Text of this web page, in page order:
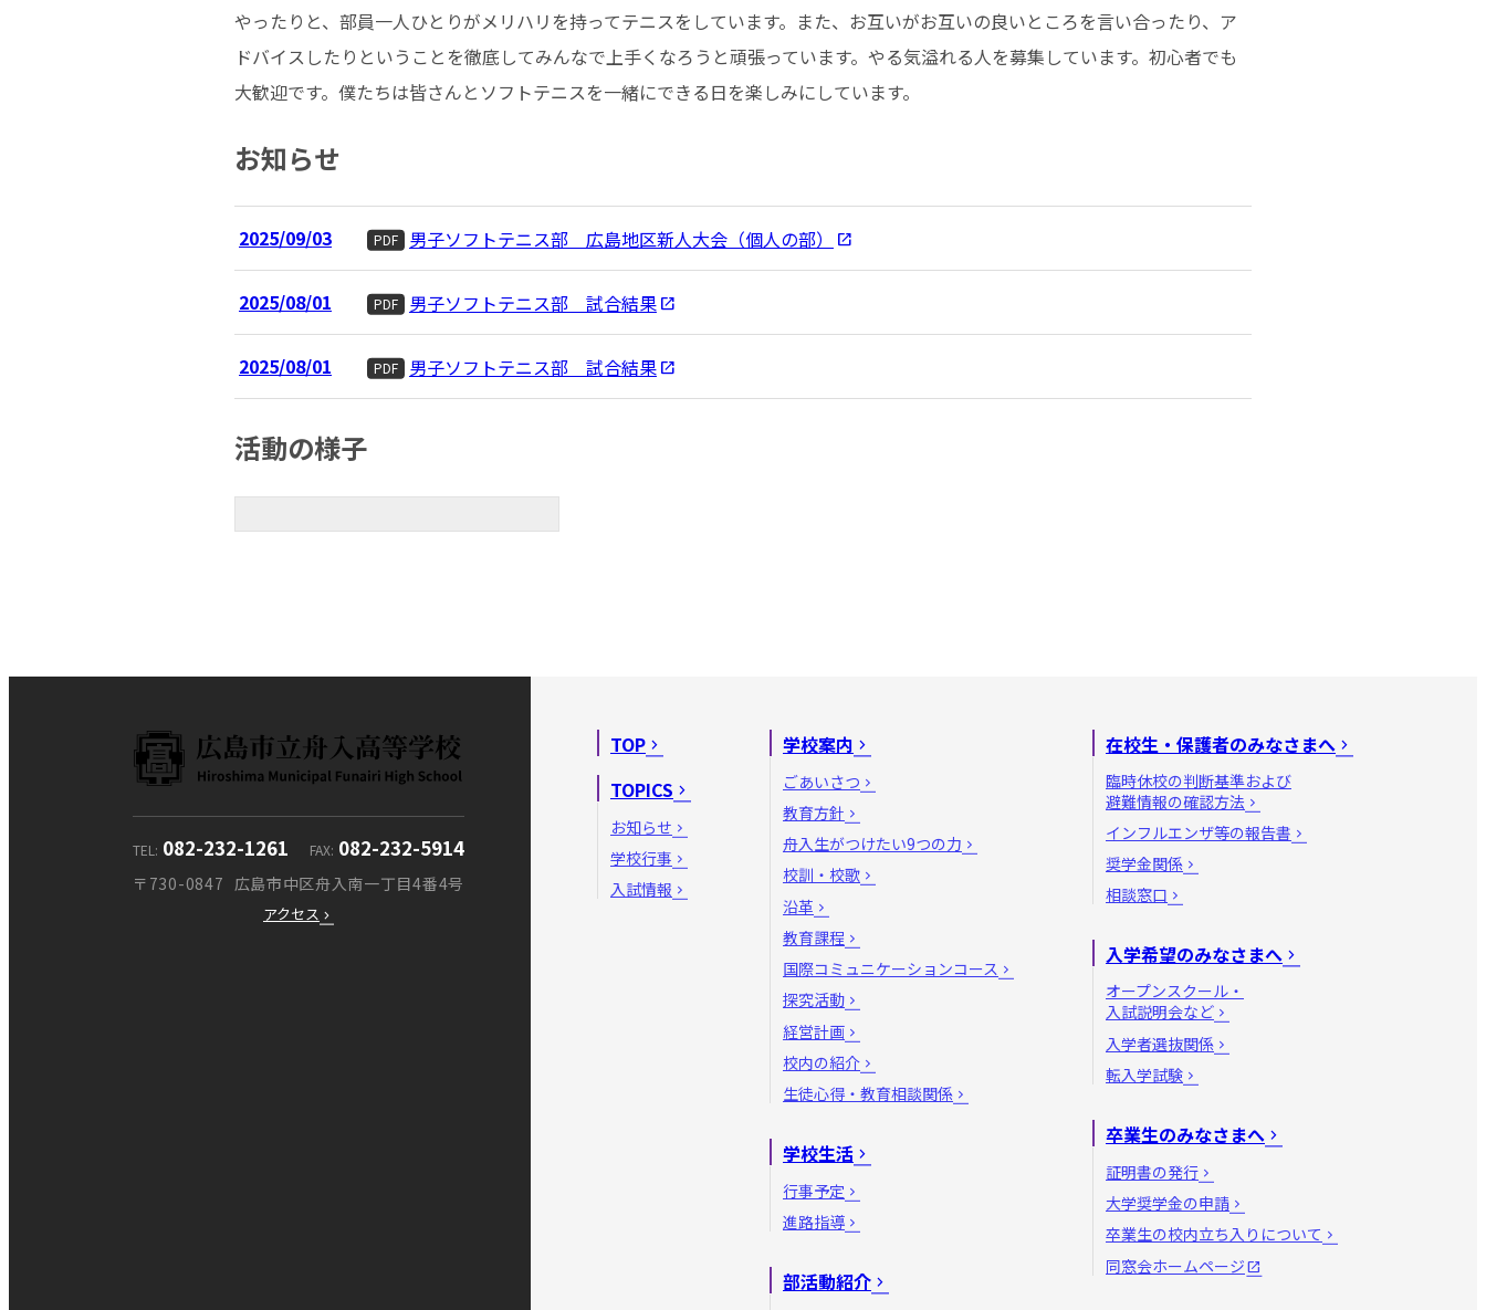
やったりと、部員一人ひとりがメリハリを持ってテニスをしています。また、お互いがお互いの良いところを言い合ったり、ア
ドバイスしたりということを徹底してみんなで上手くなろうと頑張っています。やる気溢れる人を募集しています。初心者でも
大歓迎です。僕たちは皆さんとソフトテニスを一緒にできる日を楽しみにしています。
お知らせ
2025/09/03 PDF 男子ソフトテニス部 広島地区新人大会（個人の部）
2025/08/01 PDF 男子ソフトテニス部 試合結果
2025/08/01 PDF 男子ソフトテニス部 試合結果
活動の様子
TOP
TOPICS
お知らせ
学校行事
入試情報
学校案内
ごあいさつ
教育方針
舟入生がつけたい9つの力
校訓・校歌
沿革
教育課程
国際コミュニケーションコース
探究活動
経営計画
校内の紹介
生徒心得・教育相談関係
学校生活
行事予定
進路指導
部活動紹介
在校生・保護者のみなさまへ
臨時休校の判断基準および
避難情報の確認方法
インフルエンザ等の報告書
奨学金関係
相談窓口
入学希望のみなさまへ
オープンスクール・
入試説明会など
入学者選抜関係
転入学試験
卒業生のみなさまへ
証明書の発行
大学奨学金の申請
卒業生の校内立ち入りについて
同窓会ホームページ
TEL 082-232-1261 FAX 082-232-5914
〒730-0847 広島市中区舟入南一丁目4番4号
アクセス